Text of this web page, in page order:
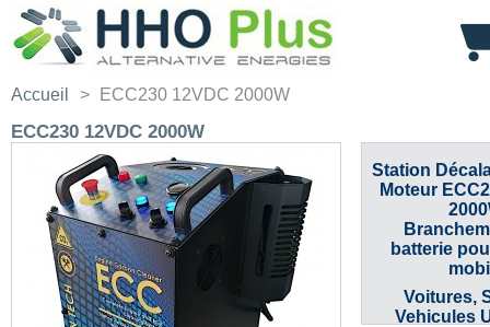
Accueil > ECC230 12VDC 2000W
ECC230 12VDC 2000W
Station
Moteur
batterie
Voitures,
Vehicules